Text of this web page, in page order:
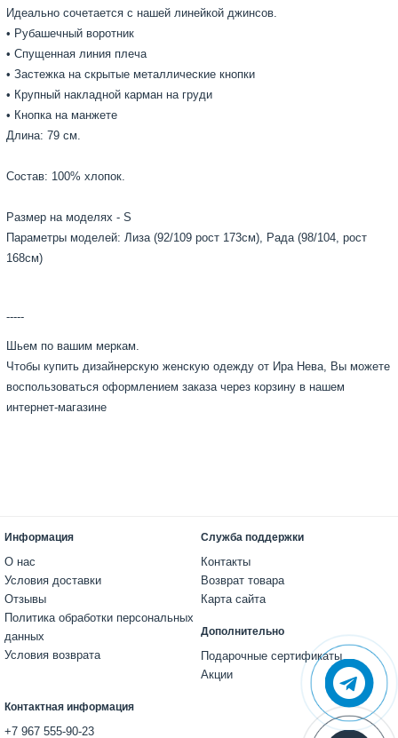
Идеально сочетается с нашей линейкой джинсов.
• Рубашечный воротник
• Спущенная линия плеча
• Застежка на скрытые металлические кнопки
• Крупный накладной карман на груди
• Кнопка на манжете
Длина: 79 см.
Состав: 100% хлопок.
Размер на моделях - S
Параметры моделей: Лиза (92/109 рост 173см), Рада (98/104, рост
168см)
-----
Шьем по вашим меркам.
Чтобы купить дизайнерскую женскую одежду от Ира Нева, Вы можете
воспользоваться оформлением заказа через корзину в нашем
интернет-магазине
Информация
О нас
Условия доставки
Отзывы
Политика обработки персональных
данных
Условия возврата
Служба поддержки
Контакты
Возврат товара
Карта сайта
Дополнительно
Подарочные сертификаты
Акции
Контактная информация
+7 967 555-90-23